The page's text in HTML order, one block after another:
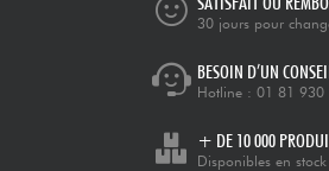
Voir nos marques
30 jours pour
BESOIN D’UN
Hotline : 01 81 930
+ DE 10 000
Disponibles en stock